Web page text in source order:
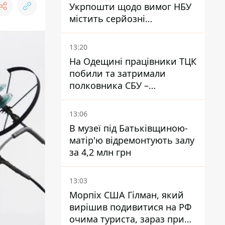
Укрпошти щодо вимог НБУ
містить серйозні
нестиковки – депутатка
Ольга Василевська-Смаглюк
13:20
На Одещині працівники ТЦК
побили та затримали
полковника СБУ –
військовий
13:06
В музеї під Батьківщиною-
матір'ю відремонтують залу
за 4,2 млн грн
13:03
Морпіх США Гілман, який
вирішив подивитися на РФ
очима туриста, зараз при